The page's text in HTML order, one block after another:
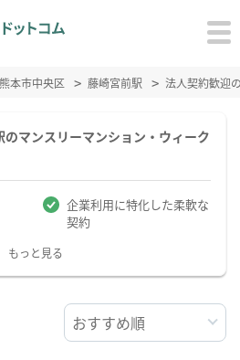
熊本市中央区 藤崎宮前駅 法人契約歓迎
マンスリーマンション・ウィーク
企業利用に特化した柔軟な
契約
もっと見る